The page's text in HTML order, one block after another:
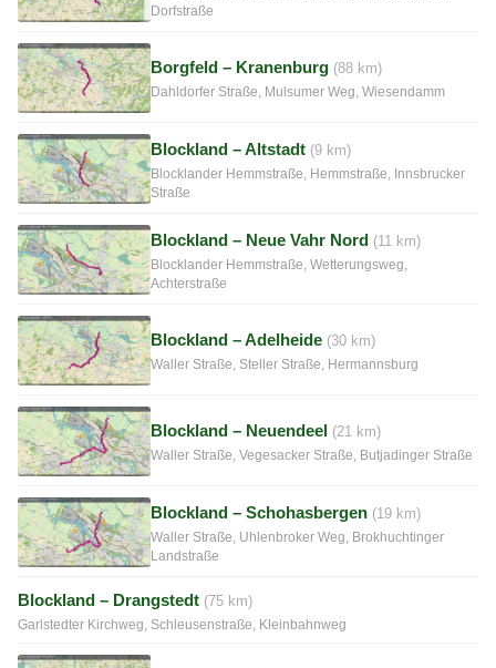
Dorfstraße
Borgfeld – Kranenburg (88 km)
Dahldorfer Straße, Mulsumer Weg, Wiesendamm
Blockland – Altstadt (9 km)
Blocklander Hemmstraße, Hemmstraße, Innsbrucker
Straße
Blockland – Neue Vahr Nord (11 km)
Blocklander Hemmstraße, Wetterungsweg,
Achterstraße
Blockland – Adelheide (30 km)
Waller Straße, Steller Straße, Hermannsburg
Blockland – Neuendeel (21 km)
Waller Straße, Vegesacker Straße, Butjadinger Straße
Blockland – Schohasbergen (19 km)
Waller Straße, Uhlenbroker Weg, Brokhuchtinger
Landstraße
Blockland – Drangstedt (75 km)
Garlstedter Kirchweg, Schleusenstraße, Kleinbahnweg